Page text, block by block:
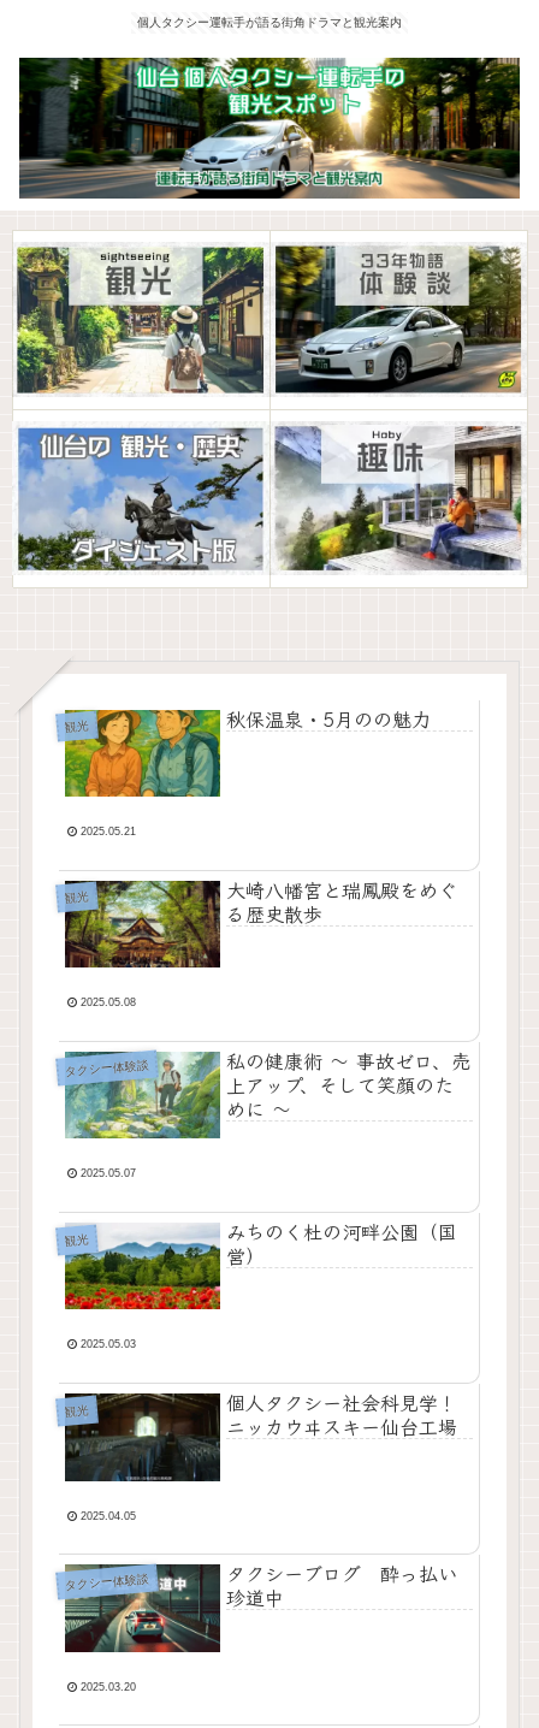
個人タクシー運転手が語る街角ドラマと観光案内
観光 秋保温泉・5月のの魅力
2025.05.21
観光
大崎八幡宮と瑞鳳殿をめぐ
る歴史散歩
2025.05.08
タクシー体験談
私の健康術 〜 事故ゼロ、売
上アップ、そして笑顔のた
めに 〜
2025.05.07
観光
みちのく杜の河畔公園（国
営）
2025.05.03
観光
個人タクシー社会科見学！
ニッカウヰスキー仙台工場
2025.04.05
タクシー体験談
タクシーブログ 酔っ払い
珍道中
2025.03.20